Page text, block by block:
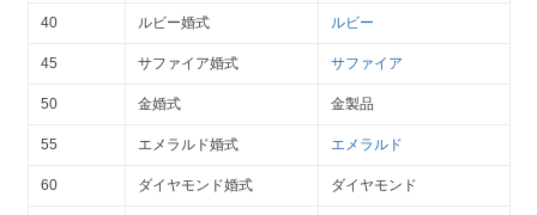
40 ルビー婚式 ルビー
45 サファイア婚式 サファイア
50 金婚式 金製品
55 エメラルド婚式 エメラルド
60 ダイヤモンド婚式 ダイヤモンド